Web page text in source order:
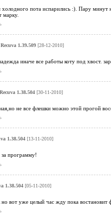
пота испарились :). Пару минут
марку.
Recuva 1.39.509[28-12-2010]
иначе все работы коту под хвост.
Recuva 1.38.504[30-11-2010]
не все флешки можно этой прогой
1.38.504[13-11-2010]
программу!
1.38.504[05-11-2010]
но вот уже целый час жду пока востановит